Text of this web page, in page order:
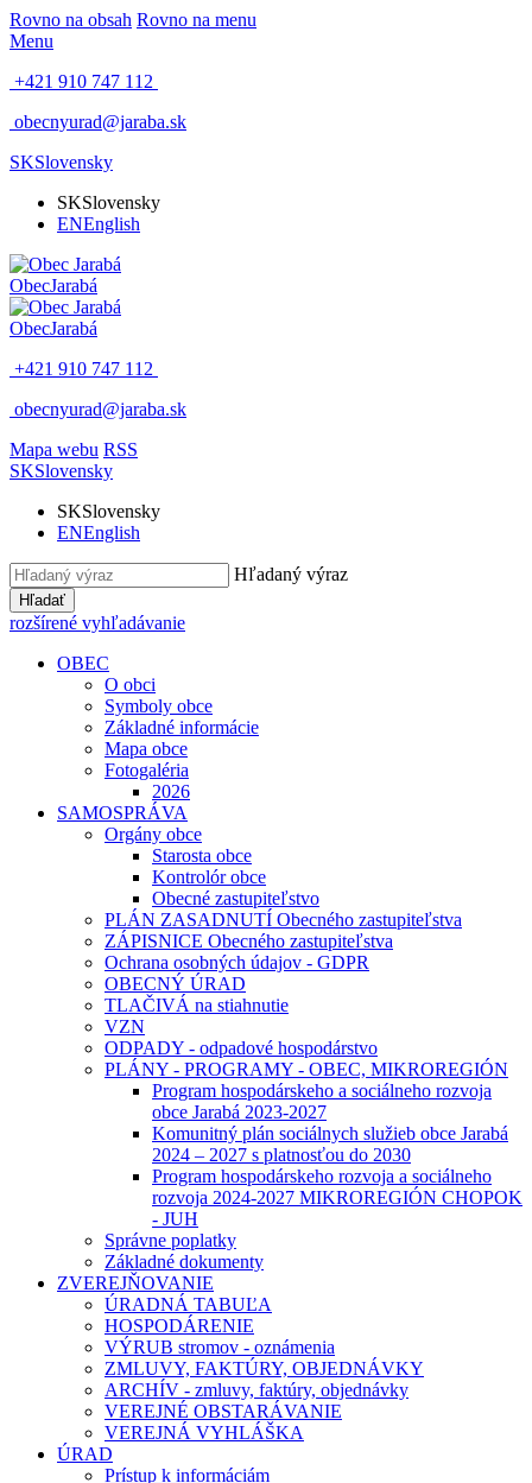
Rovno na obsah Rovno na menu
Menu
+421 910 747 112
obecnyurad@jaraba.sk
SKSlovensky
SKSlovensky
ENEnglish
ObecJarabá
ObecJarabá
+421 910 747 112
obecnyurad@jaraba.sk
Mapa webu RSS
SKSlovensky
SKSlovensky
ENEnglish
Hľadaný výraz
Hľadať
rozšírené vyhľadávanie
OBEC
O obci
Symboly obce
Základné informácie
Mapa obce
Fotogaléria
2026
SAMOSPRÁVA
Orgány obce
Starosta obce
Kontrolór obce
Obecné zastupiteľstvo
PLÁN ZASADNUTÍ Obecného zastupiteľstva
ZÁPISNICE Obecného zastupiteľstva
Ochrana osobných údajov - GDPR
OBECNÝ ÚRAD
TLAČIVÁ na stiahnutie
VZN
ODPADY - odpadové hospodárstvo
PLÁNY - PROGRAMY - OBEC, MIKROREGIÓN
Program hospodárskeho a sociálneho rozvoja
obce Jarabá 2023-2027
Komunitný plán sociálnych služieb obce Jarabá
2024 – 2027 s platnosťou do 2030
Program hospodárskeho rozvoja a sociálneho
rozvoja 2024-2027 MIKROREGIÓN CHOPOK
- JUH
Správne poplatky
Základné dokumenty
ZVEREJŇOVANIE
ÚRADNÁ TABUĽA
HOSPODÁRENIE
VÝRUB stromov - oznámenia
ZMLUVY, FAKTÚRY, OBJEDNÁVKY
ARCHÍV - zmluvy, faktúry, objednávky
VEREJNÉ OBSTARÁVANIE
VEREJNÁ VYHLÁŠKA
ÚRAD
Prístup k informáciám